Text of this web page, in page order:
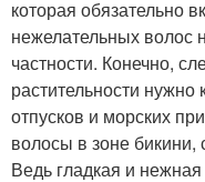
которая обязательно
нежелательных волос
частности. Конечно,
растительности
отпусков и морских
волосы в зоне бикини,
Ведь гладкая и